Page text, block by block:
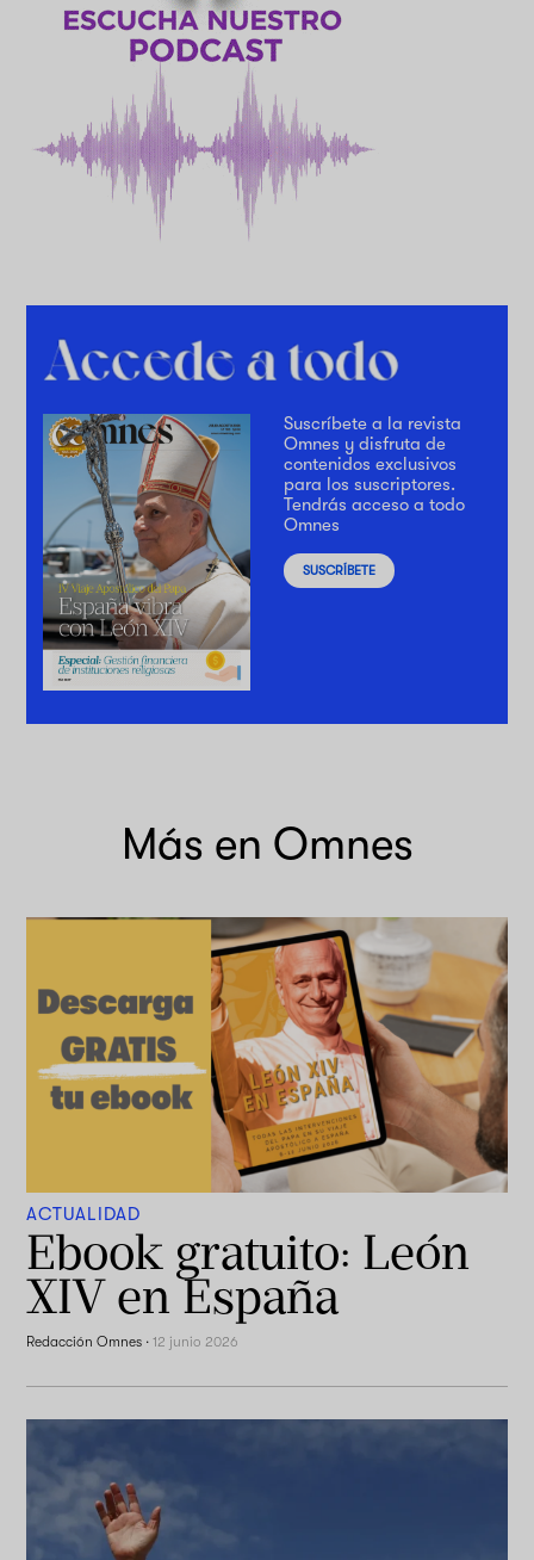
Suscríbete a la revista
Omnes y disfruta de
contenidos exclusivos
para los suscriptores.
Tendrás acceso a todo
Omnes
SUSCRÍBETE
Más en Omnes
ACTUALIDAD
Ebook gratuito: León
XIV en España
Redacción Omnes ·12 junio 2026